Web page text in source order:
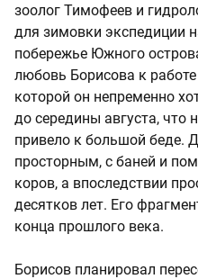
зоолог Тимофеев и
для зимовки экспедиции
побережье Южного
любовь Борисова к
которой он непременно
до середины августа, что
привело к большой
просторным, с баней и
коров, а впоследствии
десятков лет. Его
конца прошлого века.
Борисов планировал